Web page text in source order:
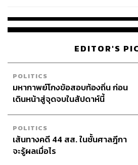
ว่าปีนี้ยอดขายออนไลน์ราว 250 ล้าน
150% จากปี 2563 ที่มียอดขายออนไ
สามารถติดตาม THE
ผ่านแอปพลิเคชันต่างๆ ที่คุณสะดวกห
TAGS: เชื้อไวรัสโคโรนา
EDITOR'S
POLITICS
มหากาพย์โกงข้อสอบท้องถิ่น ก่อน
เดินหน้าสู่จุดจบในสัปดาห์นี้
POLITICS
เส้นทางคดี 44 สส. ในชั้นศาลฎีกา
จะรู้ผลเมื่อไร